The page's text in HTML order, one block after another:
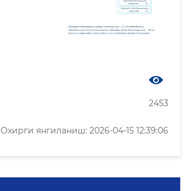
2453
Охирги янгиланиш: 2026-04-15 12:39:06